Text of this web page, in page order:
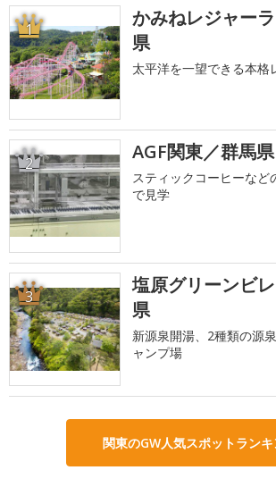
1
かみねレジャー
県
太平洋を一望できる本格
2 AGF関東／群馬県
スティックコーヒーなど
で見学
3
塩原グリーンビ
県
新源泉開湯、2種類の源
ャンプ場
関東のGW人気スポットラン